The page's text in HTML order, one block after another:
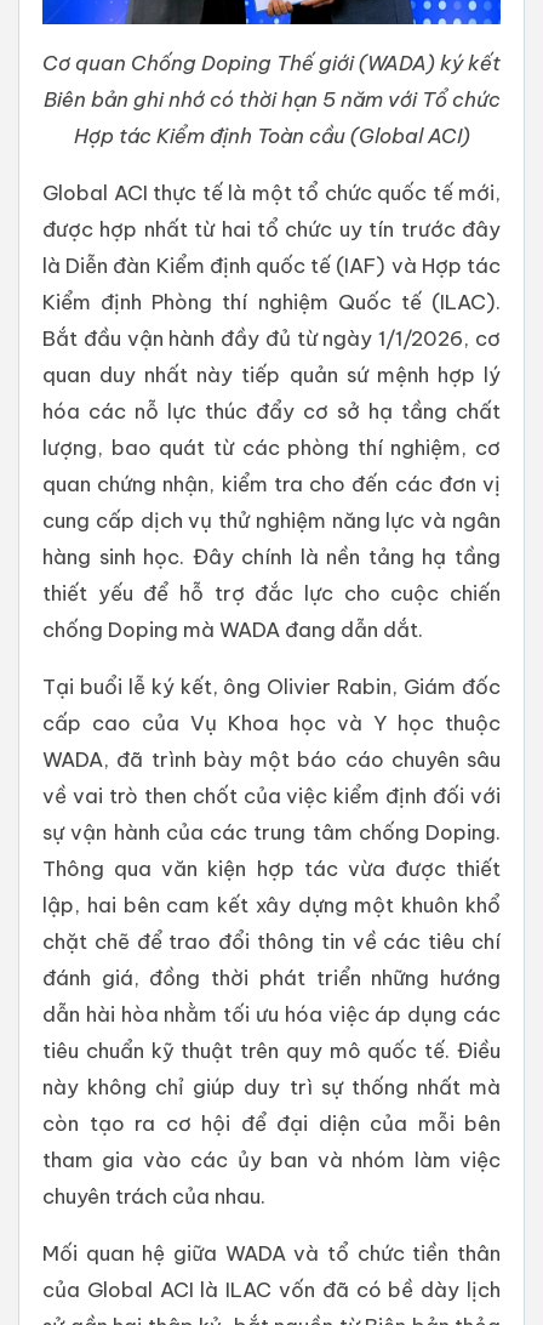
Cơ quan Chống Doping Thế giới (WADA) ký kết
Biên bản ghi nhớ có thời hạn 5 năm với Tổ chức
Hợp tác Kiểm định Toàn cầu (Global ACI)
Global ACI thực tế là một tổ chức quốc tế mới,
được hợp nhất từ hai tổ chức uy tín trước đây
là Diễn đàn Kiểm định quốc tế (IAF) và Hợp tác
Kiểm định Phòng thí nghiệm Quốc tế (ILAC).
Bắt đầu vận hành đầy đủ từ ngày 1/1/2026, cơ
quan duy nhất này tiếp quản sứ mệnh hợp lý
hóa các nỗ lực thúc đẩy cơ sở hạ tầng chất
lượng, bao quát từ các phòng thí nghiệm, cơ
quan chứng nhận, kiểm tra cho đến các đơn vị
cung cấp dịch vụ thử nghiệm năng lực và ngân
hàng sinh học. Đây chính là nền tảng hạ tầng
thiết yếu để hỗ trợ đắc lực cho cuộc chiến
chống Doping mà WADA đang dẫn dắt.
Tại buổi lễ ký kết, ông Olivier Rabin, Giám đốc
cấp cao của Vụ Khoa học và Y học thuộc
WADA, đã trình bày một báo cáo chuyên sâu
về vai trò then chốt của việc kiểm định đối với
sự vận hành của các trung tâm chống Doping.
Thông qua văn kiện hợp tác vừa được thiết
lập, hai bên cam kết xây dựng một khuôn khổ
chặt chẽ để trao đổi thông tin về các tiêu chí
đánh giá, đồng thời phát triển những hướng
dẫn hài hòa nhằm tối ưu hóa việc áp dụng các
tiêu chuẩn kỹ thuật trên quy mô quốc tế. Điều
này không chỉ giúp duy trì sự thống nhất mà
còn tạo ra cơ hội để đại diện của mỗi bên
tham gia vào các ủy ban và nhóm làm việc
chuyên trách của nhau.
Mối quan hệ giữa WADA và tổ chức tiền thân
của Global ACI là ILAC vốn đã có bề dày lịch